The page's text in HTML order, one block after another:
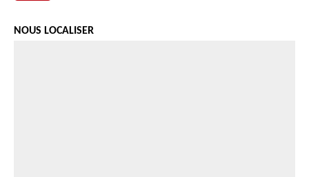
NOUS LOCALISER